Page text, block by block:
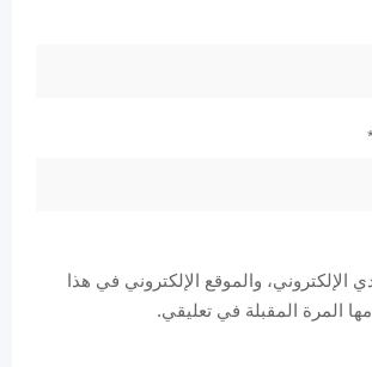
والموقع الإلكتروني في هذا
المرة المقبلة في تعليقي.